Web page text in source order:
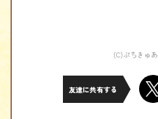
(C)ぷちきゅ
友達に共有する